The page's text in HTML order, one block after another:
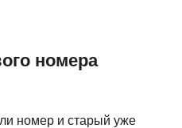
номера
номер и старый уже